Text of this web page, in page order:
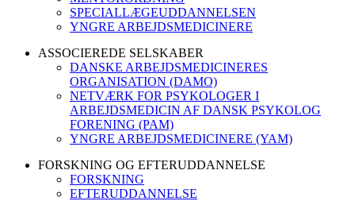
SPECIALLÆGEUDDANNELSEN
YNGRE ARBEJDSMEDICINERE
ASSOCIEREDE SELSKABER
DANSKE ARBEJDSMEDICINERES
ORGANISATION (DAMO)
NETVÆRK FOR PSYKOLOGER I
ARBEJDSMEDICIN AF DANSK PSYKOLOG
FORENING (PAM)
YNGRE ARBEJDSMEDICINERE (YAM)
FORSKNING OG EFTERUDDANNELSE
FORSKNING
EFTERUDDANNELSE